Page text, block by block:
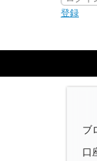
登録
ブ
口